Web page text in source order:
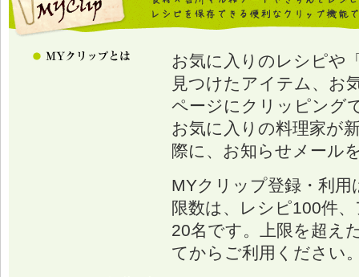
お気に入りのレシピや
見つけたアイテム、お
ページにクリッピング
お気に入りの料理家が
際に、お知らせメール
MYクリップ登録・利
限数は、レシピ100件
20名です。上限を超え
てからご利用ください